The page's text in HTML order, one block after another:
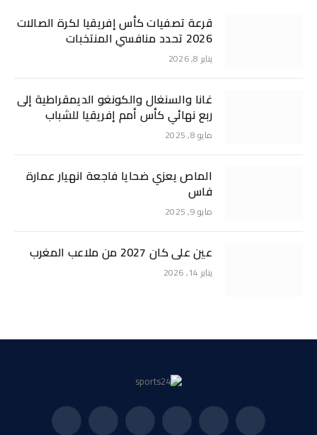
قرعة تصفيات كأس إفريقيا لكرة الصالات
2026 تحدد منافسي المنتخبات
يناير 8, 2026
غانا والسنغال والكونغو الديمقراطية إلى
ربع نهائي كأس أمم إفريقيا للشباب
مايو 8, 2025
الماص يعزي ضحايا فاجعة انهيار عمارة
فاس
مايو 9, 2025
عين على كان 2027 من ملاعب المغرب
يناير 14, 2026
فيسبوك الانستغرام بينتيريست فيميو يوتيوب